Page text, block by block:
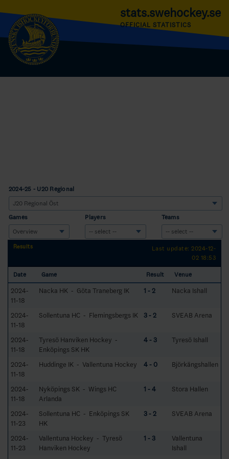
stats.swehockey.se
OFFICIAL STATISTICS
2024-25 - U20 Regional
Games Players Teams
Results
Last update: 2024-12-
02 18:53
Date Game Result Venue
2024-
11-18
Nacka HK - Göta Traneberg IK 1 - 2 Nacka Ishall
2024-
11-18
Sollentuna HC - Flemingsbergs IK 3 - 2 SVEAB Arena
2024-
11-18
Tyresö Hanviken Hockey -
Enköpings SK HK
4 - 3 Tyresö Ishall
2024-
11-18
Huddinge IK - Vallentuna Hockey 4 - 0 Björkängshallen
2024-
11-18
Nyköpings SK - Wings HC
Arlanda
1 - 4 Stora Hallen
2024-
11-23
Sollentuna HC - Enköpings SK
HK
3 - 2 SVEAB Arena
2024-
11-23
Vallentuna Hockey - Tyresö
Hanviken Hockey
1 - 3
Vallentuna
Ishall